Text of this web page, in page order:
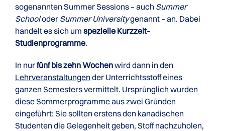
sogenannten Summer Sessions – auch Summer
Schooloder Summer Universitygenannt – an. Dabei
handelt es sich um spezielle Kurzzeit-
Studienprogramme.
In nurfünf bis zehn Wochenwird dann in den
Lehrveranstaltungen der Unterrichtsstoff eines
ganzen Semesters vermittelt. Ursprünglich wurden
diese Sommerprogramme aus zwei Gründen
eingeführt: Sie sollten erstens den kanadischen
Studenten die Gelegenheit geben, Stoff nachzuholen,